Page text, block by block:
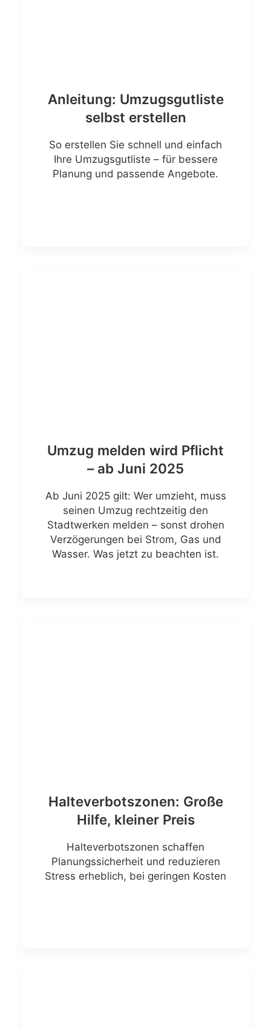
Anleitung: Umzugsgutliste
selbst erstellen
So erstellen Sie schnell und einfach
Ihre Umzugsgutliste – für bessere
Planung und passende Angebote.
Umzug melden wird Pflicht
– ab Juni 2025
Ab Juni 2025 gilt: Wer umzieht, muss
seinen Umzug rechtzeitig den
Stadtwerken melden – sonst drohen
Verzögerungen bei Strom, Gas und
Wasser. Was jetzt zu beachten ist.
Halteverbotszonen: Große
Hilfe, kleiner Preis
Halteverbotszonen schaffen
Planungssicherheit und reduzieren
Stress erheblich, bei geringen Kosten